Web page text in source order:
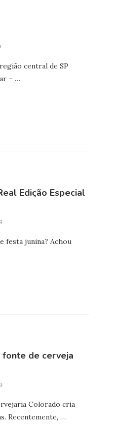
central de SP
– …
Edição Especial
festa junina? Achou
fonte de cerveja
Colorado cria
Recentemente, …